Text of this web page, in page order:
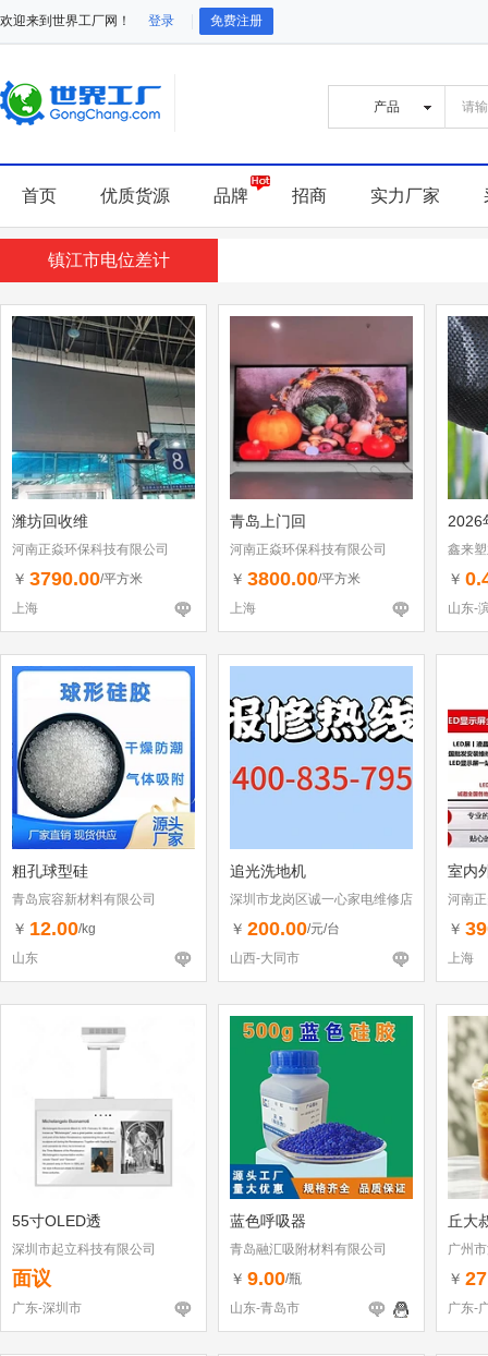
欢迎来到世界工厂网！ 登录 免费注册
首页 优质货源 品牌 招商 实力厂家
镇江市电位差计
潍坊回收维
河南正焱环保科技有限公司
￥ 3790.00/平方米
上海
青岛上门回
河南正焱环保科技有限公司
￥ 3800.00/平方米
上海
2026
鑫来
￥
山东-
粗孔球型硅
青岛宸容新材料有限公司
￥ 12.00/kg
山东
追光洗地机
深圳市龙岗区诚一心家电维修店
（个体工商户）
￥ 200.00/元/台
山西-大同市
室内
河南
￥
上海
55寸OLED透
深圳市起立科技有限公司
面议
广东-深圳市
蓝色呼吸器
青岛融汇吸附材料有限公司
￥ 9.00/瓶
山东-青岛市
丘大
广州
￥
广东-